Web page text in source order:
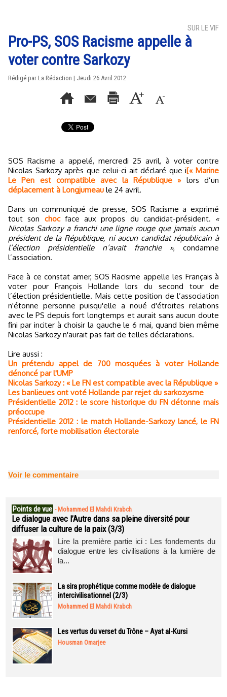
SUR LE VIF
Pro-PS, SOS Racisme appelle à
voter contre Sarkozy
Rédigé par La Rédaction | Jeudi 26 Avril 2012
SOS Racisme a appelé, mercredi 25 avril, à voter contre
Nicolas Sarkozy après que celui-ci ait déclaré que i[« Marine
Le Pen est compatible avec la République »lors d’un
déplacement à Longjumeau le 24 avril.
Dans un communiqué de presse, SOS Racisme a exprimé
tout son chocface aux propos du candidat-président.
«
Nicolas Sarkozy a franchi une ligne rouge que jamais aucun
président de la République, ni aucun candidat républicain à
l’élection présidentielle n’avait franchie », condamne
l’association.
Face à ce constat amer, SOS Racisme appelle les Français à
voter pour François Hollande lors du second tour de
l’élection présidentielle. Mais cette position de l’association
n'étonne personne puisqu'elle a noué d'étroites relations
avec le PS depuis fort longtemps et aurait sans aucun doute
fini par inciter à choisir la gauche le 6 mai, quand bien même
Nicolas Sarkozy n'aurait pas fait de telles déclarations.
Lire aussi :
Un prétendu appel de 700 mosquées à voter Hollande
dénoncé par l'UMP
Nicolas Sarkozy : « Le FN est compatible avec la République »
Les banlieues ont voté Hollande par rejet du sarkozysme
Présidentielle 2012 : le score historique du FN détonne mais
préoccupe
Présidentielle 2012 : le match Hollande-Sarkozy lancé, le FN
renforcé, forte mobilisation électorale
Voir le commentaire
Points de vue - Mohammed El Mahdi Krabch
Le dialogue avec l’Autre dans sa pleine diversité pour
diffuser la culture de la paix (3/3)
Lire la première partie ici : Les fondements du
dialogue entre les civilisations à la lumière de
la...
La sira prophétique comme modèle de dialogue
intercivilisationnel (2/3)
Mohammed El Mahdi Krabch
Les vertus du verset du Trône – Ayat al-Kursi
Housman Omarjee